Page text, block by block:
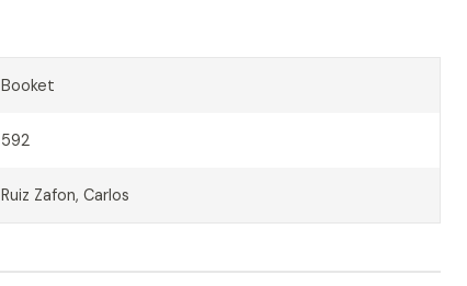
Booket
592
Ruiz Zafon, Carlos